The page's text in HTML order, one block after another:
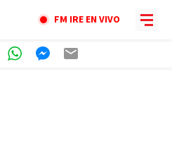
FM IRE EN VIVO